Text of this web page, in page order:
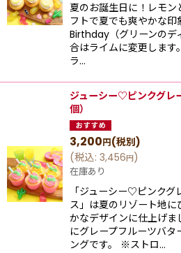
夏のお誕生日に！レモン
フトで夏でも爽やかな
Birthday（グリーンのデ
合はライムに変更します
ラ…
ジューシー♡ピンクグレ
個）
3,200円(税別)
(税込: 3,456円)
在庫あり
「ジューシー♡ピンクグ
ス」は夏のリゾート地
かなデザインに仕上げ
にグレープフルーツバタ
ングです。 ※ストロ…